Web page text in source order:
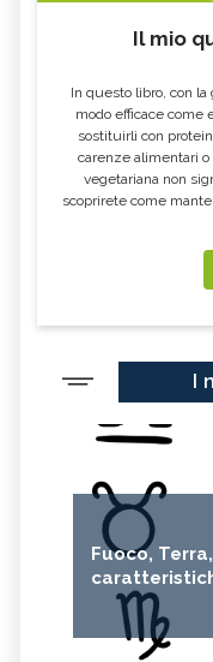
NARCISO
FIORI BIANCHI
ROSA CANINA
ORTENSIA
Il mio
In questo libro, con
modo efficace come
sostituirli con
carenze alimentari
vegetariana non
scoprirete come
I
Fuoco,